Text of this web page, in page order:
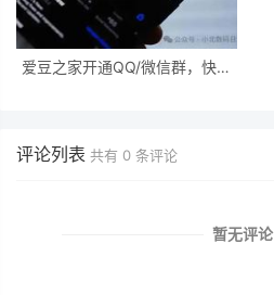
爱豆之家开通QQ/微信群，快来
评论列表 共有 0 条评论
暂无评论